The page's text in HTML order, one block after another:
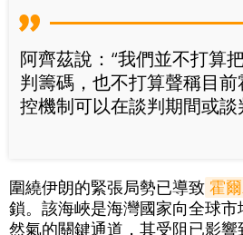
阿齊茲說：“我們並不打算
判籌碼，也不打算聲稱目
控機制可以在談判期間或談
圍繞伊朗的緊張局勢已導致 霍
鎖。該海峽是海灣國家向全球
然氣的關鍵通道，其受阻已影